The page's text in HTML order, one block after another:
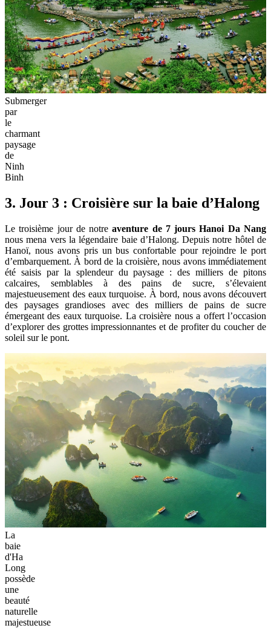
Submerger
par
le
charmant
paysage
de
Ninh
Binh
3. Jour 3 : Croisière sur la baie d’Halong
Le troisième jour de notre aventure de 7 jours Hanoi Da Nang
nous mena vers la légendaire baie d’Halong. Depuis notre hôtel de
Hanoï, nous avons pris un bus confortable pour rejoindre le port
d’embarquement. À bord de la croisière, nous avons immédiatement
été saisis par la splendeur du paysage : des milliers de pitons
calcaires, semblables à des pains de sucre, s’élevaient
majestueusement des eaux turquoise. À bord, nous avons découvert
des paysages grandioses avec des milliers de pains de sucre
émergeant des eaux turquoise. La croisière nous a offert l’occasion
d’explorer des grottes impressionnantes et de profiter du coucher de
soleil sur le pont.
La
baie
d'Ha
Long
possède
une
beauté
naturelle
majestueuse